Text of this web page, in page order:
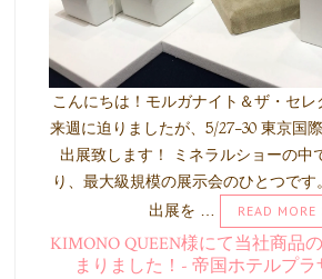
こんにちは！モルガナイト＆ザ・セレ
来週に迫りましたが、5/27-30 東京国
出展致します！ ミネラルショーの中
り、最大級規模の展示会のひとつで
出展を …
READ MORE
KIMONO QUEEN様にて当社商品
まりました！- 帝国ホテルプラ